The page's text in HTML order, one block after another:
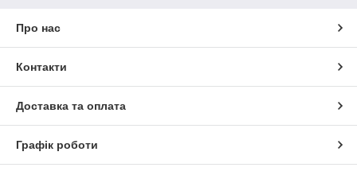
Про нас
Контакти
Доставка та оплата
Графік роботи